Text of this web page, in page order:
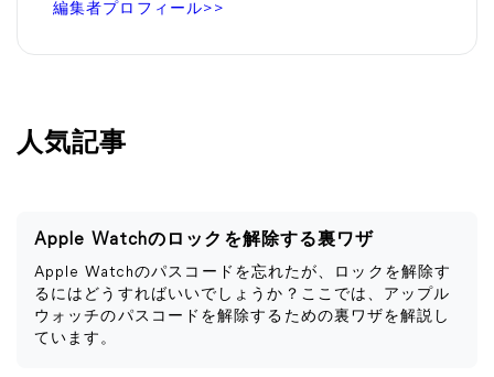
編集者プロフィール>>
人気記事
Apple Watchのロックを解除する裏ワザ
Apple Watchのパスコードを忘れたが、ロックを解除す
るにはどうすればいいでしょうか？ここでは、アップル
ウォッチのパスコードを解除するための裏ワザを解説し
ています。